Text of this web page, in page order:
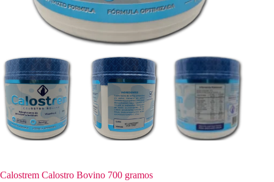
Calostrem Calostro Bovino 700 gramos